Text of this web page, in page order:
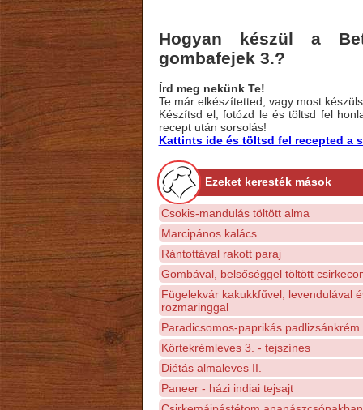
Hogyan készül a
gombafejek 3.?
Írd meg nekünk Te!
Te már elkészítetted, vagy most
Készítsd el, fotózd le és töltsd fel
recept után sorsolás!
Kattints ide és töltsd fel recepted a
Ezeket keresték mások
Csokis-mandulás töltött alma
Marcipános kalács
Rántottával rakott paraj
Gombával, belsőséggel töltött
Fügelekvár kakukkfűvel, levendulával
rozmaringgal
Paradicsomos-paprikás padlizsánkrém
Körtekrémleves 3. - tejszínes
Diétás almaleves II.
Paneer - házi indiai tejsajt